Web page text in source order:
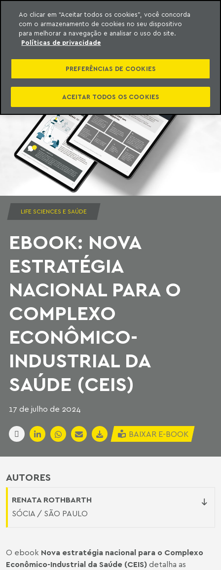
o conteúdo
Machado Meyer
LIFE SCIENCES E SAÚDE
EBOOK: NOVA
ESTRATÉGIA
NACIONAL PARA O
COMPLEXO
ECONÔMICO-
INDUSTRIAL DA
SAÚDE (CEIS)
17 de julho de 2024
BAIXAR E-BOOK
AUTORES
RENATA ROTHBARTH
SÓCIA / SÃO PAULO
O ebook Nova estratégia nacional para o Complexo
Econômico-Industrial da Saúde (CEIS) detalha as
Ao clicar em “Aceitar todos os cookies”, você concorda
com o armazenamento de cookies no seu dispositivo
para melhorar a navegação e analisar o uso do site.
Políticas de privacidade
PREFERÊNCIAS DE COOKIES
ACEITAR TODOS OS COOKIES